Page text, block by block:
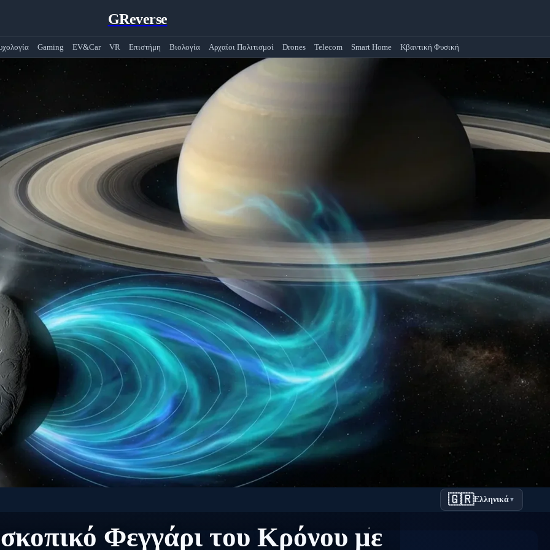
GReverse
Gaming EV&Car VR Επιστήμη Βιολογία Αρχαίοι Πολιτισμοί Drones Telecom Smart Home Κβαντική Φυσική
ΦΕΓΓΆΡΙΑ ΠΛΑΝΗΤΏΝ
Φεγγάρι του Κρόνου με
🇬🇷Ελληνικά▼